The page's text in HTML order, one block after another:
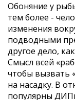
Обоняние у
тем более -
изменения
подводными
другое дело,
Смысл всей
чтобы вызвать
на насадку. В
популярны